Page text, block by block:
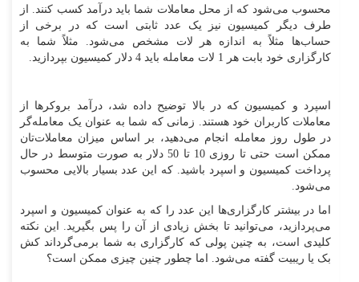
محسوب می‌شود که از محل معاملات شما باید درآمد کسب کنند. از
طرف دیگر کمیسیون نیز یک عدد ثابتی است که در برخی از
حساب‌ها مثلاً به اندازه هر لات مشخص می‌شود. مثلاً شما به
کارگزاری خود بابت هر 1 لات معامله باید 4 دلار کمیسیون بپردازید.
اسپرد و کمیسیون که در بالا توضیح داده شد، درآمد بروکرها از
معاملات کاربران خود هستند. زمانی که شما به عنوان یک معامله‌گر
در طول روز معامله انجام می‌دهید، بر اساس میزان معاملات‌تان
ممکن است حتی تا روزی 10 تا 50 دلار به صورت متوسط در حال
پرداخت کمیسیون و اسپرد باشید. که این عدد بسیار بالایی محسوب
می‌شود.
اما در بیشتر کارگزاری‌ها این عدد را که به عنوان کمیسیون و اسپرد
می‌پردازید، می‌توانید تا بخش زیادی از آن را پس بگیرید. این نکته
کلیدی است، به چنین پولی که کارگزاری به شما برمی‌گرداند کش
بک یا ریبیت گفته می‌شود. اما چطور چنین چیزی ممکن است؟